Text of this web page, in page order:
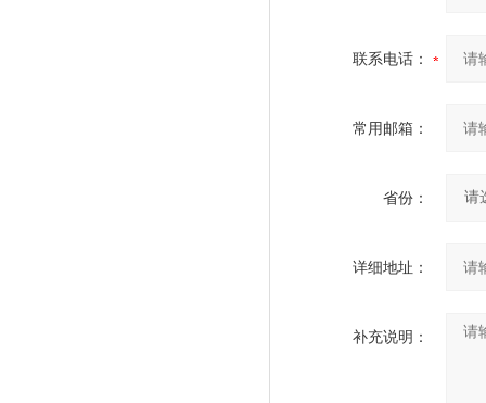
联系电话：
常用邮箱：
省份：
详细地址：
补充说明：